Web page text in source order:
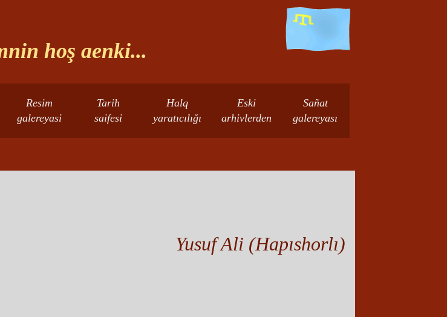
hoş aenki...
Resim
galereyasi
Tarih
saifesi
Halq
yaratıcılığı
Eski
arhivlerden
Sañat
galereyası
Yusuf Ali (Hapıshorlı)